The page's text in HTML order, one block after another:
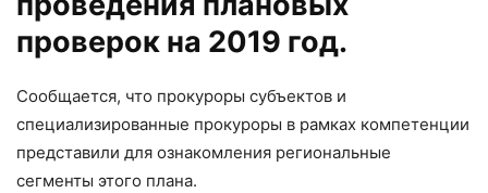
проверок на 2019 год.
Сообщается, что прокуроры субъектов и
специализированные прокуроры в рамках компетенции
представили для ознакомления региональные
сегменты этого плана.